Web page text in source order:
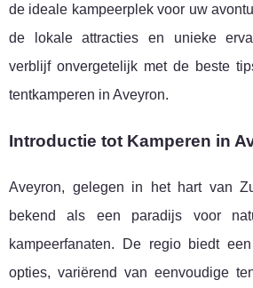
de ideale kampeerplek voor uw
de lokale attracties en unieke
verblijf onvergetelijk met de beste
tentkamperen in Aveyron.
Introductie tot Kamperen in
Aveyron, gelegen in het hart van
bekend als een paradijs voor
kampeerfanaten. De regio biedt
opties, variërend van eenvoudige